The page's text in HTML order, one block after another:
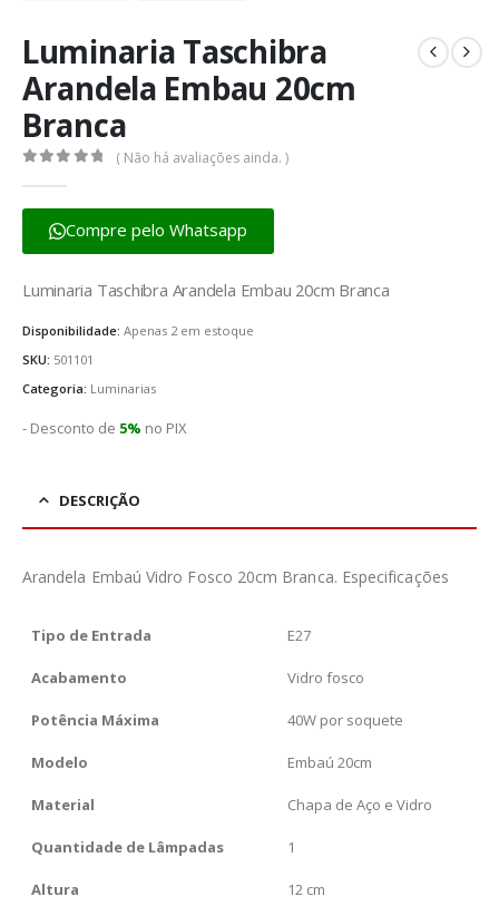
Luminaria Taschibra
Arandela Embau 20cm
Branca
( Não há avaliações ainda. )
Compre pelo Whatsapp
Luminaria Taschibra Arandela Embau 20cm Branca
Disponibilidade: Apenas 2 em estoque
SKU: 501101
Categoria: Luminarias
- Desconto de 5% no PIX
DESCRIÇÃO
Arandela Embaú Vidro Fosco 20cm Branca. Especificações
Tipo de Entrada E27
Acabamento Vidro fosco
Potência Máxima 40W por soquete
Modelo Embaú 20cm
Material Chapa de Aço e Vidro
Quantidade de Lâmpadas 1
Altura 12 cm